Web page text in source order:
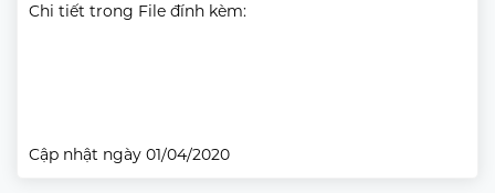
Chi tiết trong File đính kèm:
Cập nhật ngày 01/04/2020